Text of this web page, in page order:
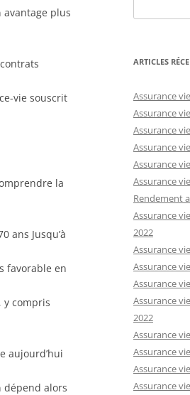
avantage plus
vie souscrit
la
ans Jusqu’à
favorable en
y compris
aujourd’hui
dépend alors
ARTICLES
Assurance
Assurance
Assurance
Assurance
Assurance
Assurance
Rendement
Assurance
2022
Assurance
Assurance
Assurance
Assurance
2022
Assurance
Assurance
Assurance
Assurance